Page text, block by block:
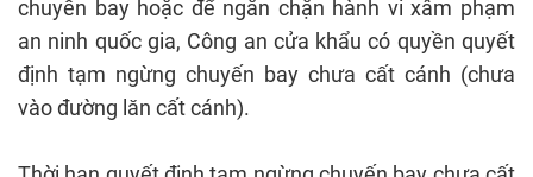
chuyến bay hoặc để ngăn chặn hành vi xâm phạm
an ninh quốc gia, Công an cửa khẩu có quyền quyết
định tạm ngừng chuyến bay chưa cất cánh (chưa
vào đường lăn cất cánh).